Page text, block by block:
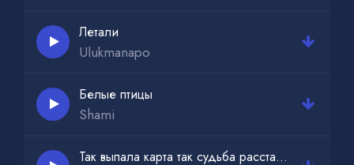
Летали
Ulukmanapo
Белые птицы
Shami
Так выпала карта так судьба расставила фишки